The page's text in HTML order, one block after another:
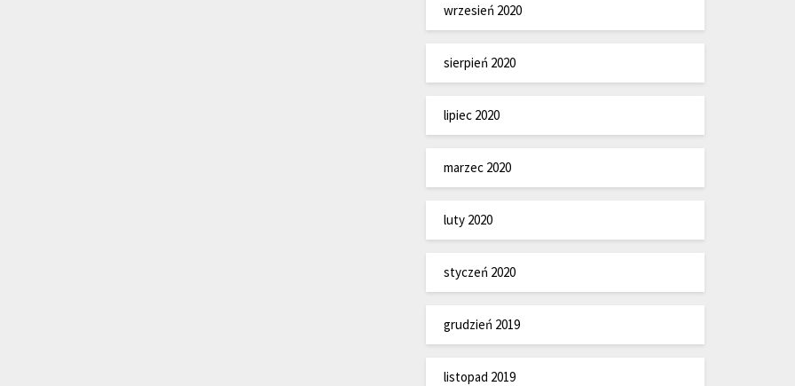
wrzesień 2020
sierpień 2020
lipiec 2020
marzec 2020
luty 2020
styczeń 2020
grudzień 2019
listopad 2019